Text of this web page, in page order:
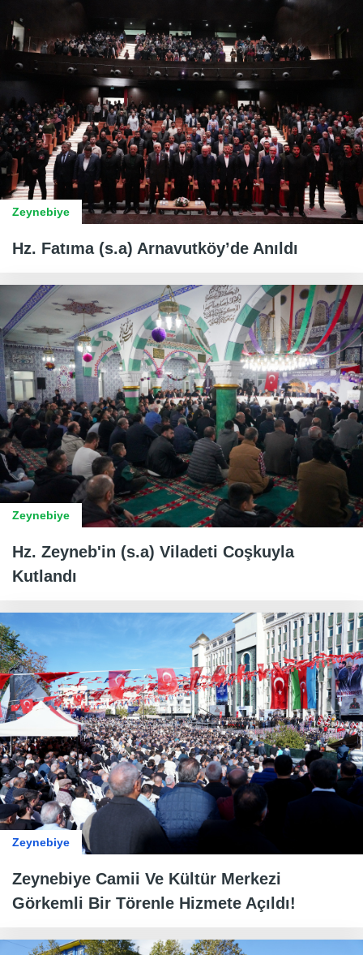
Zeynebiye
Hz. Fatıma (s.a) Arnavutköy’de Anıldı
Zeynebiye
Hz. Zeyneb'in (s.a) Viladeti Coşkuyla
Kutlandı
Zeynebiye
Zeynebiye Camii Ve Kültür Merkezi
Görkemli Bir Törenle Hizmete Açıldı!